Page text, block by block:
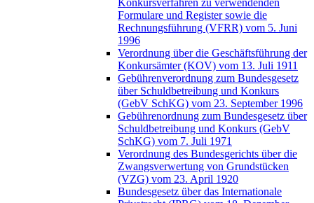
Konkursverfahren zu verwendenden
Formulare und Register sowie die
Rechnungsführung (VFRR) vom 5. Juni
1996
Verordnung über die Geschäftsführung der
Konkursämter (KOV) vom 13. Juli 1911
Gebührenverordnung zum Bundesgesetz
über Schuldbetreibung und Konkurs
(GebV SchKG) vom 23. September 1996
Gebührenordnung zum Bundesgesetz über
Schuldbetreibung und Konkurs (GebV
SchKG) vom 7. Juli 1971
Verordnung des Bundesgerichts über die
Zwangsverwertung von Grundstücken
(VZG) vom 23. April 1920
Bundesgesetz über das Internationale